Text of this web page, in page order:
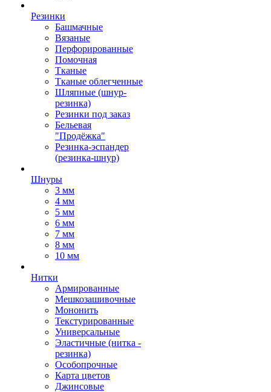
Резинки
Башмачные
Вязаные
Перфорированные
Помочная
Тканые
Тканые облегченные
Шляпные (шнур-
резинка)
Резинки под заказ
Бельевая
"Продёжка"
Резинка-эспандер
(резинка-шнур)
Шнуры
3 мм
4 мм
5 мм
6 мм
7 мм
8 мм
10 мм
Нитки
Армированные
Мешкозашивочные
Мононить
Текстурированные
Универсальные
Эластичные (нитка -
резинка)
Особопрочные
Карта цветов
Джинсовые